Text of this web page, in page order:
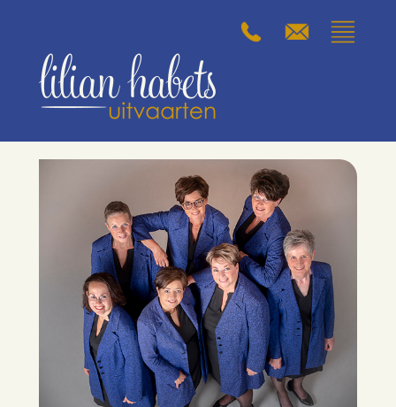
uitvaartcentrum
wensen vooraf
uw keuzes
de kosten
contact